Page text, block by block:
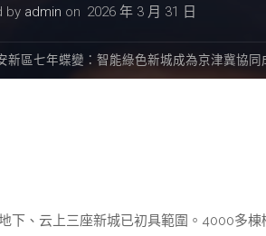
by admin on 2026 年 3 月 31 日
新區七年蝶變：智能綠色新城成為京津冀協同
下、云上三座新城已初具範圍。4000多棟